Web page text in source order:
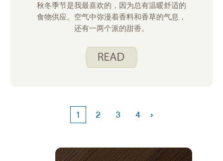
秋冬季节是我最喜欢的，因为总有温暖舒适的
食物供应。空气中弥漫着香料和香草的气息，
还有一两个派的甜香。
1 2 3 4 ›